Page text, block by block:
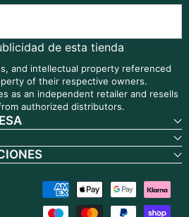
de esta tienda
and intellectual property referenced
of their respective owners.
as an independent retailer and resells
authorized distributors.
Métodos
de
pago